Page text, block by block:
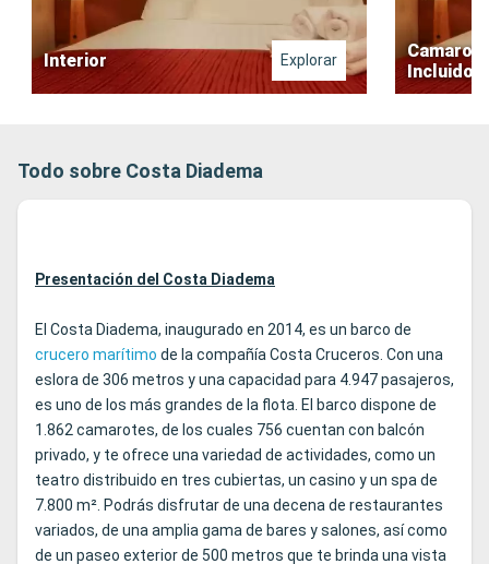
Interior Explorar
Incluido
Todo sobre Costa Diadema
Presentación del Costa Diadema
El Costa Diadema, inaugurado en 2014, es un barco de
crucero marítimo de la compañía Costa Cruceros. Con una
eslora de 306 metros y una capacidad para 4.947 pasajeros,
es uno de los más grandes de la flota. El barco dispone de
1.862 camarotes, de los cuales 756 cuentan con balcón
privado, y te ofrece una variedad de actividades, como un
teatro distribuido en tres cubiertas, un casino y un spa de
7.800 m². Podrás disfrutar de una decena de restaurantes
variados, de una amplia gama de bares y salones, así como
de un paseo exterior de 500 metros que te brinda una vista